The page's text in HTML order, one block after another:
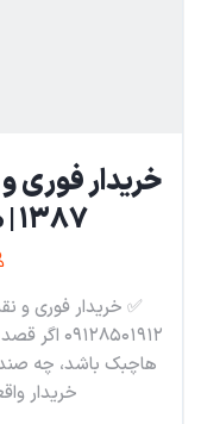
۱۳۸۷ | هاچبک و صندوقدار
هاچبک باشد، چه
خریدار